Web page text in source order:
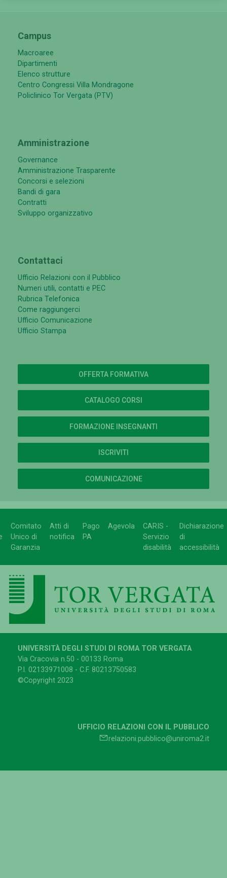
Campus
Macroaree
Dipartimenti
Elenco strutture
Centro Congressi Villa Mondragone
Policlinico Tor Vergata (PTV)
Amministrazione
Governance
Amministrazione Trasparente
Concorsi e selezioni
Bandi di gara
Contratti
Sviluppo organizzativo
Contattaci
Ufficio Relazioni con il Pubblico
Numeri utili, contatti e PEC
Rubrica Telefonica
Come raggiungerci
Ufficio Comunicazione
Ufficio Stampa
OFFERTA FORMATIVA
CATALOGO CORSI
FORMAZIONE INSEGNANTI
ISCRIVITI
COMUNICAZIONE
Comitato
Unico di
Garanzia
Atti di
notifica
Pago
PA
Agevola
CARIS -
Servizio
disabilità
Dichiarazione
di
accessibilità
UNIVERSITÀ DEGLI STUDI DI ROMA TOR VERGATA
Via Cracovia n.50 - 00133 Roma
P.I. 02133971008 - C.F. 80213750583
©Copyright 2023
UFFICIO RELAZIONI CON IL PUBBLICO
relazioni.pubblico@uniroma2.it